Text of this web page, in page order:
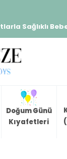
Sağlıklı
Doğum Günü
Kıyafetleri